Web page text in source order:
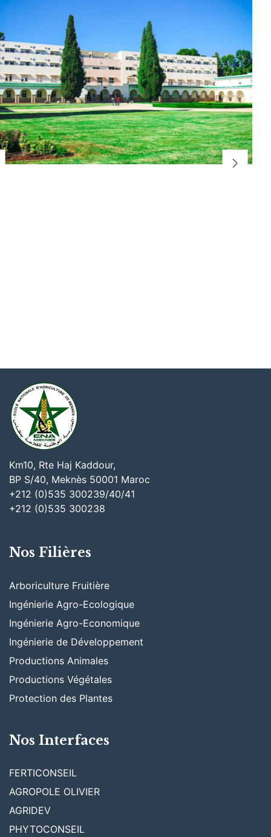
Km10, Rte Haj Kaddour,
BP S/40, Meknès 50001 Maroc
+212 (0)535 300239/40/41
+212 (0)535 300238
Nos Filières
Arboriculture Fruitière
Ingénierie Agro-Ecologique
Ingénierie Agro-Economique
Ingénierie de Développement
Productions Animales
Productions Végétales
Protection des Plantes
Nos Interfaces
FERTICONSEIL
AGROPOLE OLIVIER
AGRIDEV
PHYTOCONSEIL